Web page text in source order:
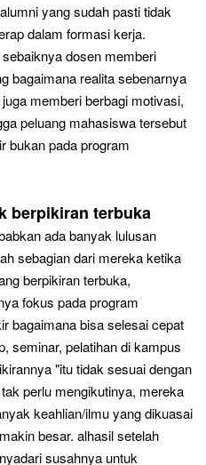
yang sudah pasti tidak
dalam formasi kerja.
dosen memberi
bagaimana realita sebenarnya
memberi berbagi motivasi,
peluang mahasiswa tersebut
bukan pada program
berpikiran terbuka
ada banyak lulusan
sebagian dari merekaketika
berpikiran terbuka,
fokus pada program
bagaimana bisa selesai cepat
seminar, pelatihan di kampus
"itu tidak sesuai dengan
perlu mengikutinya, mereka
keahlian/ilmu yang dikuasai
besar. alhasil setelah
susahnya untuk